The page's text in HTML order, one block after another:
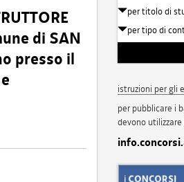
di SAN
presso il
per titolo di
per tipo di
istruzioni per gli
per pubblicare i
devono